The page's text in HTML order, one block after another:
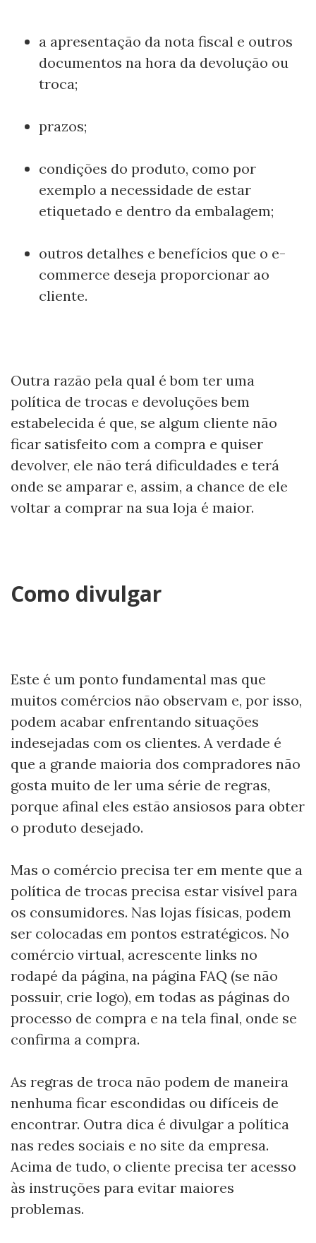
a apresentação da nota fiscal e outros
documentos na hora da devolução ou
troca;
prazos;
condições do produto, como por
exemplo a necessidade de estar
etiquetado e dentro da embalagem;
outros detalhes e benefícios que o e-
commerce deseja proporcionar ao
cliente.
Outra razão pela qual é bom ter uma
política de trocas e devoluções bem
estabelecida é que, se algum cliente não
ficar satisfeito com a compra e quiser
devolver, ele não terá dificuldades e terá
onde se amparar e, assim, a chance de ele
voltar a comprar na sua loja é maior.
Como divulgar
Este é um ponto fundamental mas que
muitos comércios não observam e, por isso,
podem acabar enfrentando situações
indesejadas com os clientes. A verdade é
que a grande maioria dos compradores não
gosta muito de ler uma série de regras,
porque afinal eles estão ansiosos para obter
o produto desejado.
Mas o comércio precisa ter em mente que a
política de trocas precisa estar visível para
os consumidores. Nas lojas físicas, podem
ser colocadas em pontos estratégicos. No
comércio virtual, acrescente links no
rodapé da página, na página FAQ (se não
possuir, crie logo), em todas as páginas do
processo de compra e na tela final, onde se
confirma a compra.
As regras de troca não podem de maneira
nenhuma ficar escondidas ou difíceis de
encontrar. Outra dica é divulgar a política
nas redes sociais e no site da empresa.
Acima de tudo, o cliente precisa ter acesso
às instruções para evitar maiores
problemas.